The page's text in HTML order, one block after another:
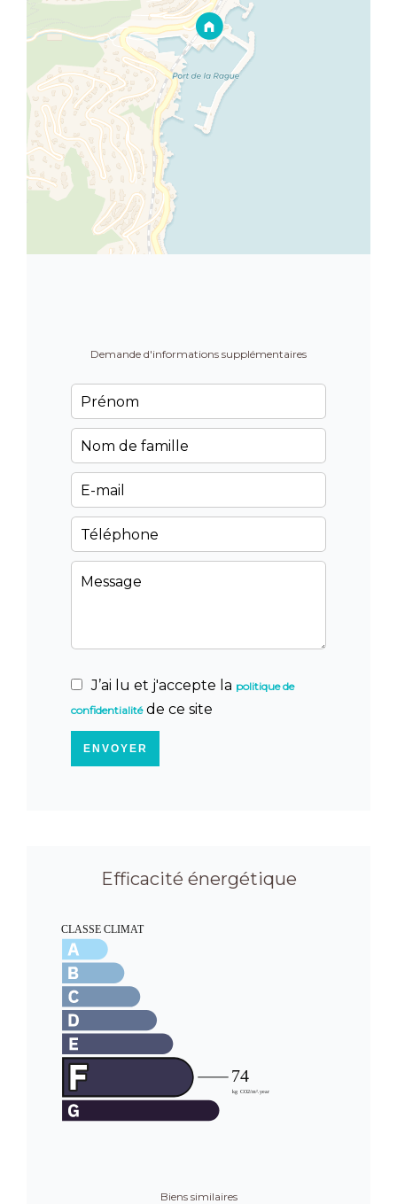
Demande d'informations supplémentaires
J’ai lu et j'accepte la politique de
confidentialitéde ce site
ENVOYER
Efficacité énergétique
Biens similaires